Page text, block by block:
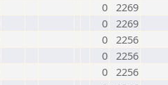
0 2269
0 2269
0 2256
0 2256
0 2256